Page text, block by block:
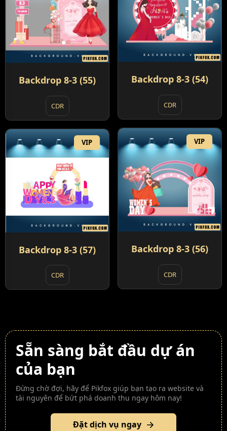
Backdrop 8-3 (54)
CDR
Backdrop 8-3 (55)
CDR
VIP
Backdrop 8-3 (56)
CDR
VIP
Backdrop 8-3 (57)
CDR
Sẵn sàng bắt đầu dự án
của bạn
Đừng chờ đợi, hãy để Pikfox giúp bạn tạo ra website và
tài nguyên để bứt phá doanh thu ngay hôm nay!
Đặt dịch vụ ngay